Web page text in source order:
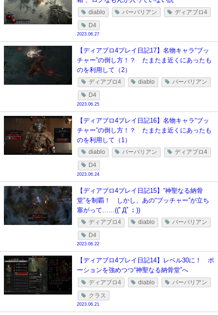
diablo バーバリアン ディアブロ4
D4
2023.06.27
【ディアブロ4プレイ日記17】名物キャラ“ブッ
チャー”の倒し方！？ たまたま近くにあったも
のを利用して（2）
ディアブロ4 diablo バーバリアン
D4
2023.06.25
【ディアブロ4プレイ日記16】名物キャラ“ブッ
チャー”の倒し方！？ たまたま近くにあったも
のを利用して（1）
diablo バーバリアン ディアブロ4
D4
2023.06.24
【ディアブロ4プレイ日記15】“神聖なる納骨
堂”を制覇！ しかし、あの“ブッチャー”が立ち
塞がって……((ﾟДﾟ；))
ディアブロ4 diablo バーバリアン
D4
2023.06.22
【ディアブロ4プレイ日記14】レベル30に！ ポ
ーションを強めつつ“神聖なる納骨堂”へ
ディアブロ4 diablo バーバリアン
クラス
2023.06.21